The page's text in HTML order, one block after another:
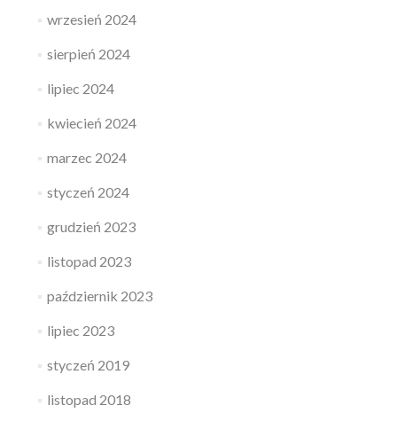
wrzesień 2024
sierpień 2024
lipiec 2024
kwiecień 2024
marzec 2024
styczeń 2024
grudzień 2023
listopad 2023
październik 2023
lipiec 2023
styczeń 2019
listopad 2018